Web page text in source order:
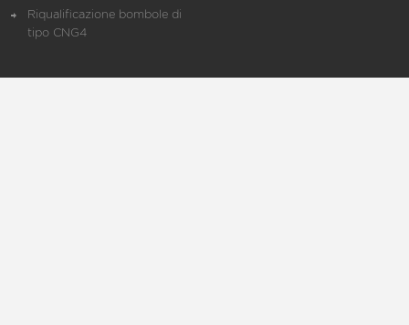
Riqualificazione bombole di
tipo CNG4